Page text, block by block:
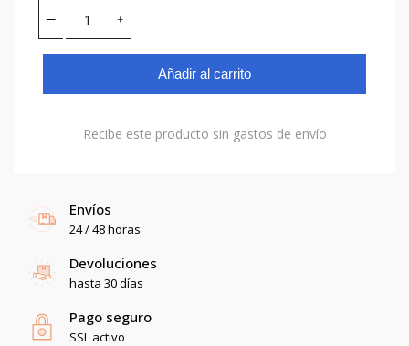
Añadir al carrito
Recibe este producto sin gastos de envío
Envíos
24 / 48 horas
Devoluciones
hasta 30 días
Pago seguro
SSL activo